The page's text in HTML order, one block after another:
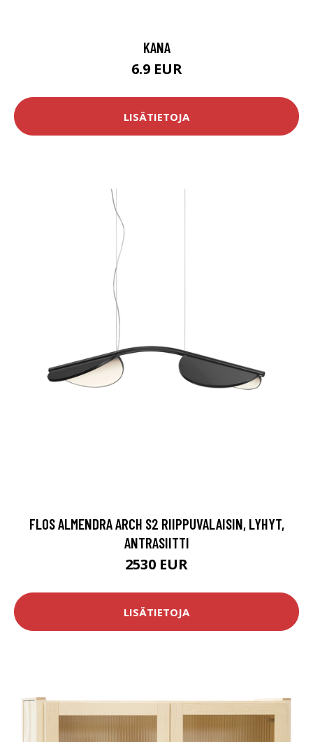
KANA
6.9 EUR
LISÄTIETOJA
FLOS ALMENDRA ARCH S2 RIIPPUVALAISIN, LYHYT,
ANTRASIITTI
2530 EUR
LISÄTIETOJA